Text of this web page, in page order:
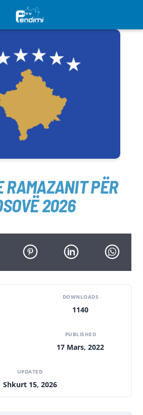
in the database]
RAMAZANIT PËR
2026
DOWNLOADS
1140
PUBLISHED
17 Mars, 2022
UPDATED
Shkurt 15, 2026